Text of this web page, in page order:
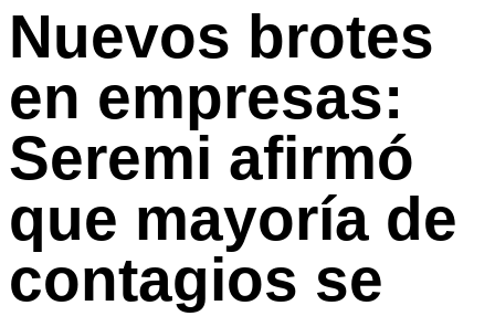
Nuevos brotes
en empresas:
Seremi afirmó
que mayoría de
contagios se